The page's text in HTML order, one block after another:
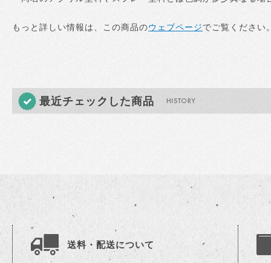
もっと詳しい情報は、この商品のウェブページでご覧ください
最近チェックした商品
送料・配送について